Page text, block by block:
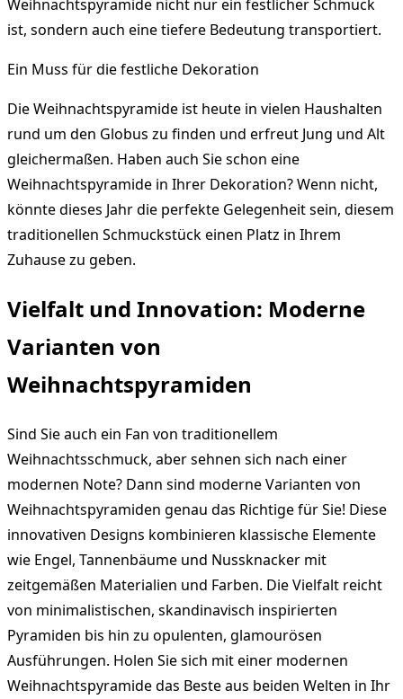
Weihnachtspyramide nicht nur ein festlicher Schmuck
ist, sondern auch eine tiefere Bedeutung transportiert.
Ein Muss für die festliche Dekoration
Die Weihnachtspyramide ist heute in vielen Haushalten
rund um den Globus zu finden und erfreut Jung und Alt
gleichermaßen. Haben auch Sie schon eine
Weihnachtspyramide in Ihrer Dekoration? Wenn nicht,
könnte dieses Jahr die perfekte Gelegenheit sein, diesem
traditionellen Schmuckstück einen Platz in Ihrem
Zuhause zu geben.
Vielfalt und Innovation: Moderne
Varianten von
Weihnachtspyramiden
Sind Sie auch ein Fan von traditionellem
Weihnachtsschmuck, aber sehnen sich nach einer
modernen Note? Dann sind moderne Varianten von
Weihnachtspyramiden genau das Richtige für Sie! Diese
innovativen Designs kombinieren klassische Elemente
wie Engel, Tannenbäume und Nussknacker mit
zeitgemäßen Materialien und Farben. Die Vielfalt reicht
von minimalistischen, skandinavisch inspirierten
Pyramiden bis hin zu opulenten, glamourösen
Ausführungen. Holen Sie sich mit einer modernen
Weihnachtspyramide das Beste aus beiden Welten in Ihr